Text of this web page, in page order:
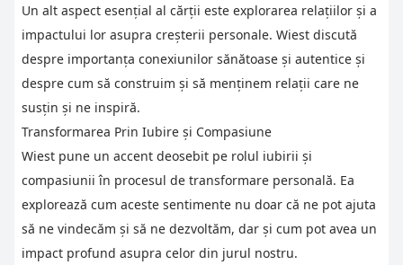
Un alt aspect esențial al cărții este explorarea relațiilor și a
impactului lor asupra creșterii personale. Wiest discută
despre importanța conexiunilor sănătoase și autentice și
despre cum să construim și să menținem relații care ne
susțin și ne inspiră.
Transformarea Prin Iubire și Compasiune
Wiest pune un accent deosebit pe rolul iubirii și
compasiunii în procesul de transformare personală. Ea
explorează cum aceste sentimente nu doar că ne pot ajuta
să ne vindecăm și să ne dezvoltăm, dar și cum pot avea un
impact profund asupra celor din jurul nostru.